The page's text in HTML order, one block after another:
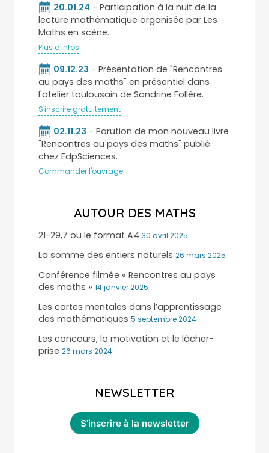
20.01.24 - Participation à la nuit de la
lecture mathématique organisée par Les
Maths en scène.
Plus d'infos
09.12.23 - Présentation de "Rencontres
au pays des maths" en présentiel dans
l'atelier toulousain de Sandrine Follère.
S'inscrire gratuitement
02.11.23 - Parution de mon nouveau livre
"Rencontres au pays des maths" publié
chez EdpSciences.
Commander l'ouvrage
AUTOUR DES MATHS
21-29,7 ou le format A4 30 avril 2025
La somme des entiers naturels 26 mars 2025
Conférence filmée « Rencontres au pays
des maths » 14 janvier 2025
Les cartes mentales dans l’apprentissage
des mathématiques 5 septembre 2024
Les concours, la motivation et le lâcher-
prise 26 mars 2024
NEWSLETTER